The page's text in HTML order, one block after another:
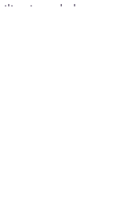
de la